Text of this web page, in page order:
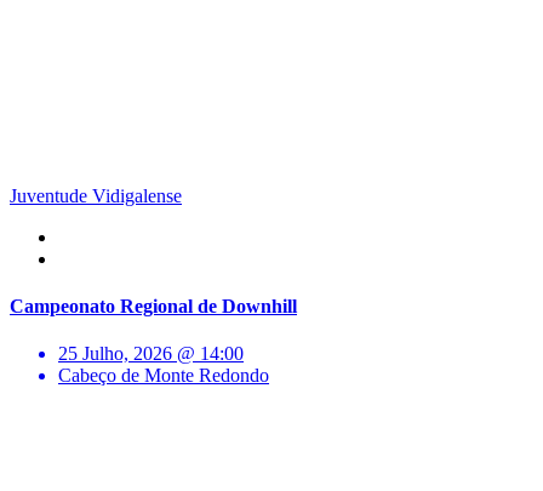
Juventude Vidigalense
Campeonato Regional de Downhill
25 Julho, 2026 @ 14:00
Cabeço de Monte Redondo